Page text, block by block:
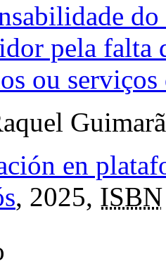
pela falta
ou
en
, 2025, ISBN